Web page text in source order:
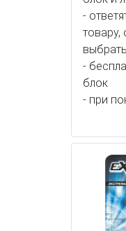
-
товару,
-
блок
- при